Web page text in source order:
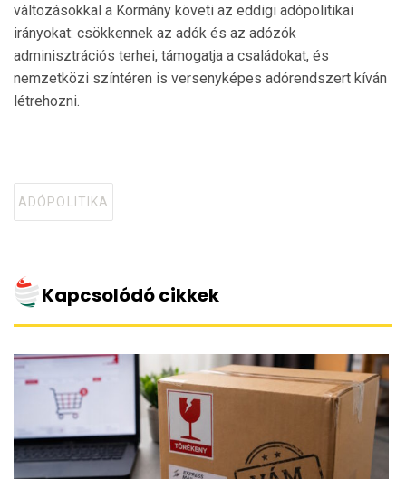
változásokkal a Kormány követi az eddigi adópolitikai
irányokat: csökkennek az adók és az adózók
adminisztrációs terhei, támogatja a családokat, és
nemzetközi színtéren is versenyképes adórendszert kíván
létrehozni.
Tagged
ADÓPOLITIKA
Kapcsolódó cikkek